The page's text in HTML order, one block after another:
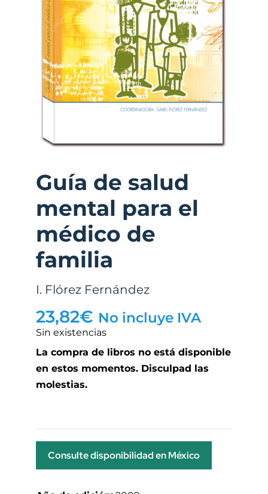
Guía de salud
mental para el
médico de
familia
I. Flórez Fernández
23,82€ No incluye IVA
Sin existencias
La compra de libros no está disponible
en estos momentos. Disculpad las
molestias.
Consulte disponibilidad en México